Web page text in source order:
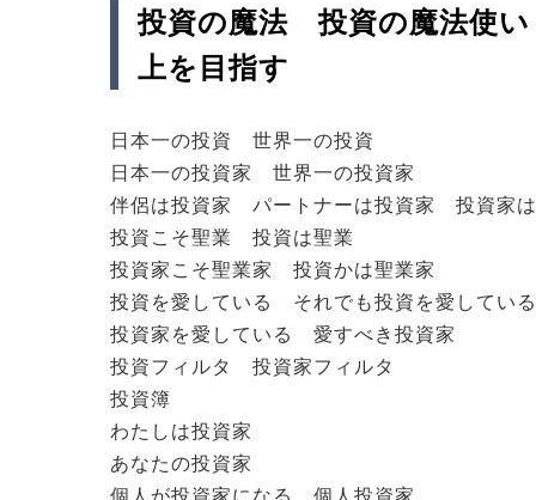
投資の魔法 投資の魔法使
上を目指す
日本一の投資 世界一の投資
日本一の投資家 世界一の投資家
伴侶は投資家 パートナーは投資家 投資家
投資こそ聖業 投資は聖業
投資家こそ聖業家 投資かは聖業家
投資を愛している それでも投資を愛している
投資家を愛している 愛すべき投資家
投資フィルタ 投資家フィルタ
投資簿
わたしは投資家
あなたの投資家